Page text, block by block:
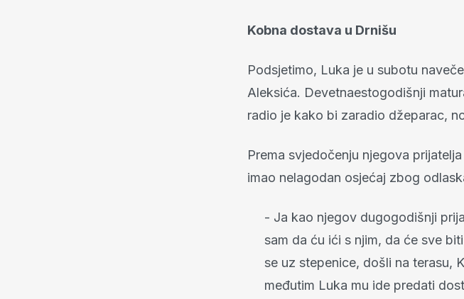
Kobna dostava u Drnišu
Podsjetimo, Luka je u subotu
Aleksića. Devetnaestogodišnji
radio je kako bi zaradio džeparac,
Prema svjedočenju njegova
imao nelagodan osjećaj zbog
- Ja kao njegov dugogodišnji
sam da ću ići s njim, da će sve
se uz stepenice, došli na terasu,
međutim Luka mu ide predati